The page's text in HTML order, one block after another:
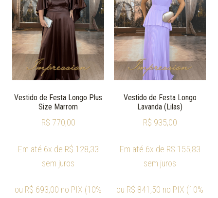
Vestido de Festa Longo Plus
Size Marrom
R$ 770,00
Em até 6x de R$ 128,33
sem juros
ou R$ 693,00 no PIX (10%
Vestido de Festa Longo
Lavanda (Lilas)
R$ 935,00
Em até 6x de R$ 155,83
sem juros
ou R$ 841,50 no PIX (10%